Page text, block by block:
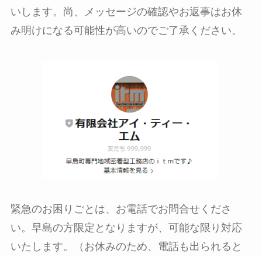
いします。尚、メッセージの確認やお返事はお休
み明けになる可能性が高いのでご了承ください。
緊急のお困りごとは、お電話でお問合せくださ
い。早島の方限定となりますが、可能な限り対応
いたします。（お休みのため、電話も出られると